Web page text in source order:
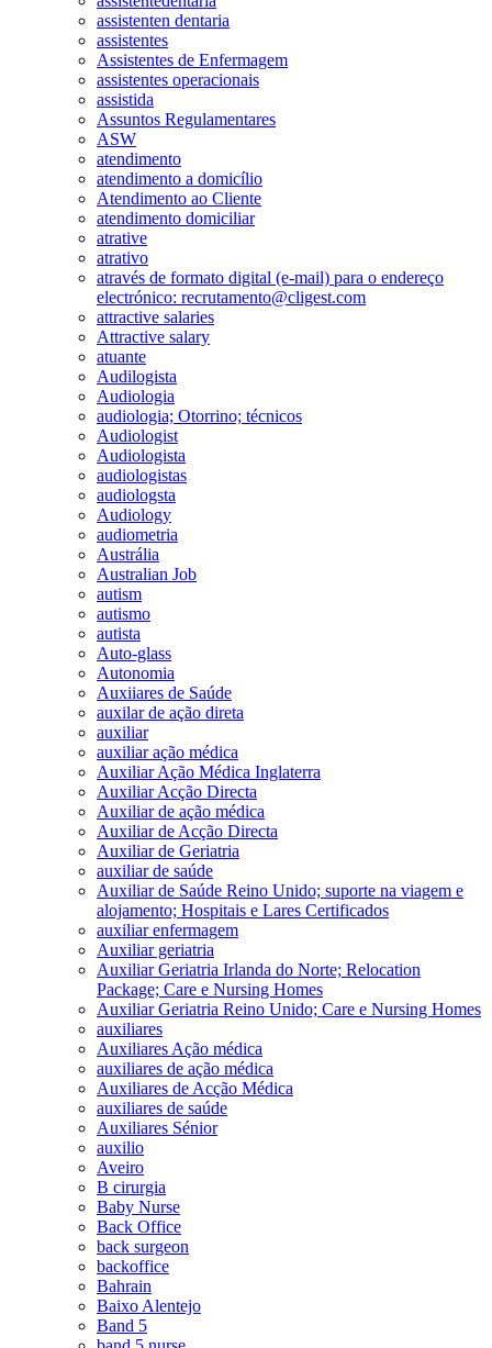
assistenten dentaria
assistentes
Assistentes de Enfermagem
assistentes operacionais
assistida
Assuntos Regulamentares
ASW
atendimento
atendimento a domicílio
Atendimento ao Cliente
atendimento domiciliar
atrative
atrativo
através de formato digital (e-mail) para o endereço
electrónico: recrutamento@cligest.com
attractive salaries
Attractive salary
atuante
Audilogista
Audiologia
audiologia; Otorrino; técnicos
Audiologist
Audiologista
audiologistas
audiologsta
Audiology
audiometria
Austrália
Australian Job
autism
autismo
autista
Auto-glass
Autonomia
Auxiiares de Saúde
auxilar de ação direta
auxiliar
auxiliar ação médica
Auxiliar Ação Médica Inglaterra
Auxiliar Acção Directa
Auxiliar de ação médica
Auxiliar de Acção Directa
Auxiliar de Geriatria
auxiliar de saúde
Auxiliar de Saúde Reino Unido; suporte na viagem e
alojamento; Hospitais e Lares Certificados
auxiliar enfermagem
Auxiliar geriatria
Auxiliar Geriatria Irlanda do Norte; Relocation
Package; Care e Nursing Homes
Auxiliar Geriatria Reino Unido; Care e Nursing Homes
auxiliares
Auxiliares Ação médica
auxiliares de ação médica
Auxiliares de Acção Médica
auxiliares de saúde
Auxiliares Sénior
auxilio
Aveiro
B cirurgia
Baby Nurse
Back Office
back surgeon
backoffice
Bahrain
Baixo Alentejo
Band 5